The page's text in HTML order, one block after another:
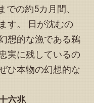
プページを更新し
約状況｣お知らせペ
レンダーを更新しま
の約5カ月間、
す。
日が沈むの
想的な漁である鵜
実に残しているの
ひ本物の幻想的な
六兆